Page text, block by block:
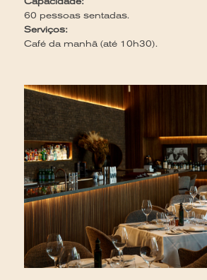
60 pessoas sentadas.
Serviços:
Café da manhã (até 10h30).